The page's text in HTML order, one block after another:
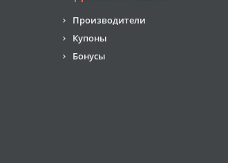
Производители
Купоны
Бонусы